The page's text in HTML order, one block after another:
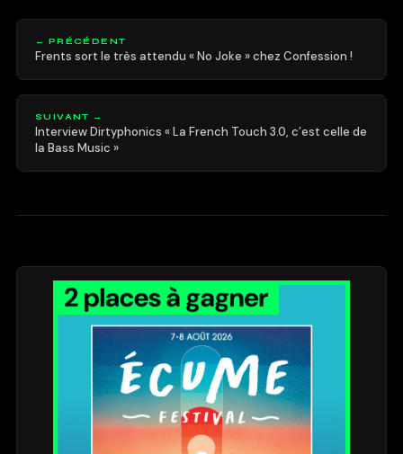
← PRÉCÉDENT
Frents sort le très attendu « No Joke » chez Confession !
SUIVANT →
Interview Dirtyphonics « La French Touch 3.0, c’est celle de
la Bass Music »